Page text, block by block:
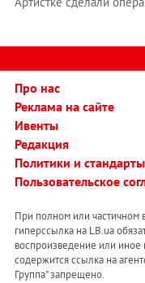
Про нас
Реклама на сайте
Ивенты
Редакция
Политики и стандарты
Пользовательское
При полном или частичном
гиперссылка на LB.ua
воспроизведение или иное
содержится ссылка на
Группа" запрещено.